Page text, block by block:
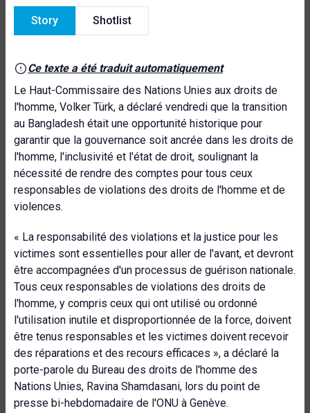
Story Shotlist
Ce texte a été traduit automatiquement
Le Haut-Commissaire des Nations Unies aux droits de
l'homme, Volker Türk, a déclaré vendredi que la transition
au Bangladesh était une opportunité historique pour
garantir que la gouvernance soit ancrée dans les droits de
l'homme, l'inclusivité et l'état de droit, soulignant la
nécessité de rendre des comptes pour tous ceux
responsables de violations des droits de l'homme et de
violences.
« La responsabilité des violations et la justice pour les
victimes sont essentielles pour aller de l'avant, et devront
être accompagnées d'un processus de guérison nationale.
Tous ceux responsables de violations des droits de
l'homme, y compris ceux qui ont utilisé ou ordonné
l'utilisation inutile et disproportionnée de la force, doivent
être tenus responsables et les victimes doivent recevoir
des réparations et des recours efficaces », a déclaré la
porte-parole du Bureau des droits de l'homme des
Nations Unies, Ravina Shamdasani, lors du point de
presse bi-hebdomadaire de l'ONU à Genève.